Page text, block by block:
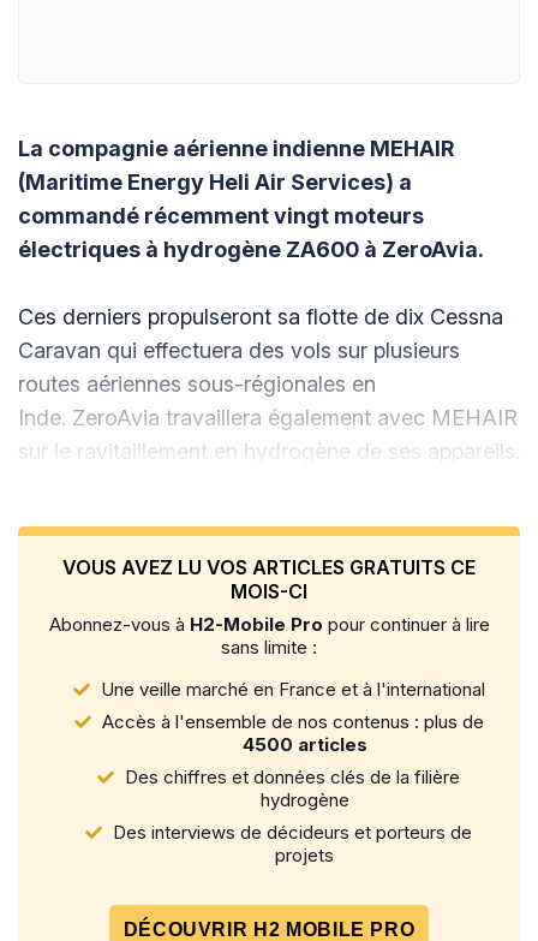
La compagnie aérienne indienne MEHAIR
(Maritime Energy Heli Air Services) a
commandé récemment vingt moteurs
électriques à hydrogène ZA600 à ZeroAvia.
Ces derniers propulseront sa flotte de dix Cessna
Caravan qui effectuera des vols sur plusieurs
routes aériennes sous-régionales en
Inde. ZeroAvia travaillera également avec MEHAIR
sur le ravitaillement en hydrogène de ses appareils.
VOUS AVEZ LU VOS ARTICLES GRATUITS CE
MOIS-CI
Abonnez-vous à H2-Mobile Pro pour continuer à lire
sans limite :
Une veille marché en France et à l'international
Accès à l'ensemble de nos contenus : plus de
4500 articles
Des chiffres et données clés de la filière
hydrogène
Des interviews de décideurs et porteurs de
projets
DÉCOUVRIR H2 MOBILE PRO